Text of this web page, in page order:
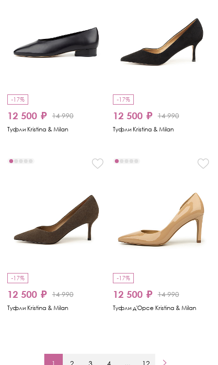
-17%
12 500 ₽ 14 990
Туфли Kristina & Milan
-17%
12 500 ₽ 14 990
Туфли Kristina & Milan
-17%
12 500 ₽ 14 990
Туфли Kristina & Milan
-17%
12 500 ₽ 14 990
Туфли д'Орсе Kristina & Milan
1 2 3 4 ... 12